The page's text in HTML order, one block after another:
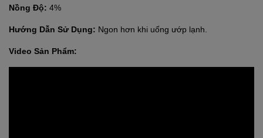
Nồng Độ: 4%
Hướng Dẫn Sử Dụng: Ngon hơn khi uống ướp lạnh.
Video Sản Phẩm: